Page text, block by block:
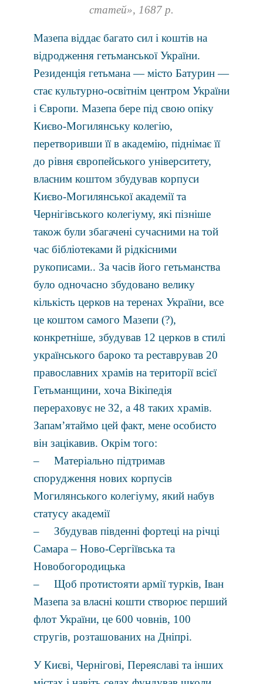
статей», 1687 р.
Мазепа віддає багато сил і коштів на
відродження гетьманської України.
Резиденція гетьмана — місто Батурин —
стає культурно-освітнім центром України
і Європи. Мазепа бере під свою опіку
Києво-Могилянську колегію,
перетворивши її в академію, піднімає її
до рівня європейського університету,
власним коштом збудував корпуси
Києво-Могилянської академії та
Чернігівського колегіуму, які пізніше
також були збагачені сучасними на той
час бiблiотеками й рiдкісними
рукописами.. За часів його гетьманства
було одночасно збудовано велику
кількість церков на теренах України, все
це коштом самого Мазепи (?),
конкретніше, збудував 12 церков в стилі
українського бароко та реставрував 20
православних храмів на території всієї
Гетьманщини, хоча Вікіпедія
перераховує не 32, а 48 таких храмів.
Запам’ятаймо цей факт, мене особисто
він зацікавив. Окрім того:
– Матеріально підтримав
спорудження нових корпусів
Могилянського колегіуму, який набув
статусу академії
– Збудував південні фортеці на річці
Самара – Ново-Сергіївська та
Новобогородицька
– Щоб протистояти армії турків, Іван
Мазепа за власні кошти створює перший
флот України, це 600 човнів, 100
стругів, розташованих на Дніпрі.
У Києві, Чернігові, Переяславі та інших